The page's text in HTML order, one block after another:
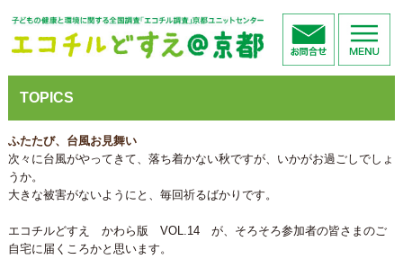
TOPICS
ふたたび、台風お見舞い
次々に台風がやってきて、落ち着かない秋ですが、いかがお過ごしでしょ
うか。
大きな被害がないようにと、毎回祈るばかりです。
エコチルどすえ かわら版 VOL.14 が、そろそろ参加者の皆さまのご
自宅に届くころかと思います。